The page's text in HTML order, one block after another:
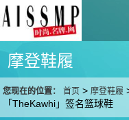
摩登鞋履
您现在的位置： 首页 >摩登鞋履
「TheKawhi」签名篮球鞋